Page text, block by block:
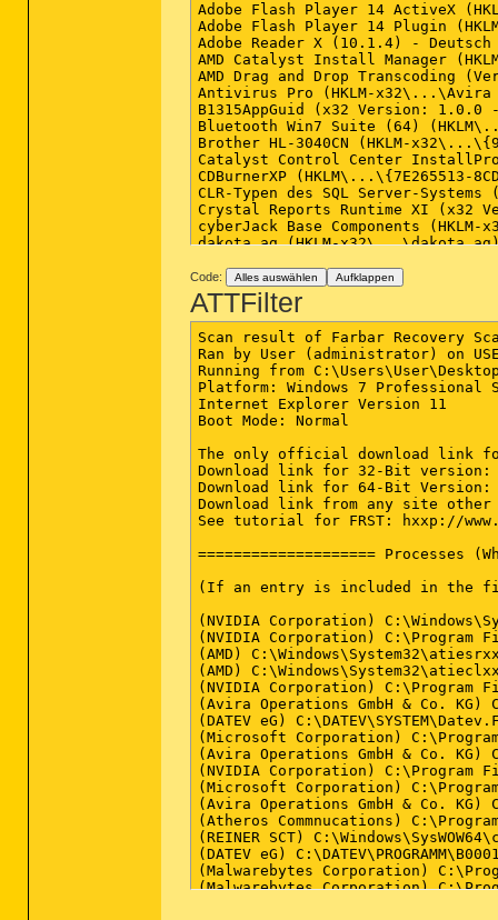
Adobe Flash Player 14 ActiveX
Adobe Flash Player 14 Plugin
Adobe Reader X (10.1.4) - Deutsch
AMD Catalyst Install Manager
AMD Drag and Drop Transcoding
Antivirus Pro (HKLM-
B1315AppGuid (x32 Version: 1.0.0 -
Bluetooth Win7 Suite (64)
Brother HL-3040CN (HKLM-
Catalyst Control Center
CDBurnerXP (HKLM\...\{7E265513-
CLR-Typen des SQL Server-
Crystal Reports Runtime XI (x32
cyberJack Base Components
dakota.ag (HKLM-
DATEV Infragistics Runtime
DATEV Installation V.3.2 (HKLM-
Definition Update for Microsoft
Definition Update for Microsoft
DFL2010 ConfigDB (HKLM-
DFL2010 Microkernel (HKLM-
ElsterFormular (HKLM-
GDR 4033 für SQL Server 2008
Hotfix für Microsoft Visual Studio
HP Deskjet 2050 J510 series -
HP Deskjet 2050 J510 series Hilfe
HP Photo Creations (HKLM-
HP Update (HKLM-
Intel(R) Processor Graphics
ITE Infrared Transceiver (HKLM-
Java 7 Update 67 (HKLM-
Java Auto Updater (x32
Malwarebytes Anti-Malware Version 2.0.2.1012 (HKLM-x32\...\Malwarebytes Anti-Malware_is1) (Version: 2.0.2.1012 - Malwarebytes Corporation)
Microsoft .NET Framework 4.5.1 (DEU) (Version: 4.5.50938 - Microsoft Corporation) Hidden
Microsoft .NET Framework 4.5.1 (Deutsch) (HKLM\...\{92FB6C44-E685-45AD-9B20-CADF4CABA132} - 1031) (Version: 4.5.50938 - Microsoft Corporation)
Microsoft .NET Framework 4.5.1 (HKLM\...\{92FB6C44-E685-45AD-9B20-CADF4CABA132} - 1033) (Version: 4.5.50938 - Microsoft Corporation)
Microsoft .NET Framework 4.5.1 (Version: 4.5.50938 - Microsoft Corporation) Hidden
Microsoft Access Runtime 2010 (HKLM-x32\...\Office14.AccessRT) (Version: 14.0.7015.1000 - Microsoft Corporation)
Microsoft Application Error Reporting (Version: 12.0.6015.5000
Code: Alles auswählen Aufklappen
ATTFilter
Scan result of Farbar Recovery
Ran by User (administrator) on
Running from
Platform: Windows 7 Professional
Internet Explorer Version 11
Boot Mode: Normal
The only official download link
Download link for 32-Bit version:
Download link for 64-Bit Version:
Download link from any site other
See tutorial for FRST: hxxp://
==================== Processes
(If an entry is included in the
(NVIDIA Corporation)
(NVIDIA Corporation) C:\Program
(AMD)
(AMD)
(NVIDIA Corporation) C:\Program
(Avira Operations GmbH & Co.
(DATEV eG)
(Microsoft Corporation)
(Avira Operations GmbH & Co.
(NVIDIA Corporation) C:\Program
(Microsoft Corporation) C:\Program
(Avira Operations GmbH & Co.
(Atheros Commnucations)
(REINER SCT)
(DATEV eG)
(Malwarebytes Corporation)
(Malwarebytes Corporation)